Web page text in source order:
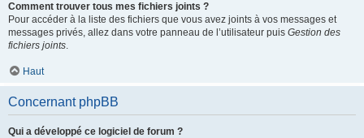
Comment trouver tous mes fichiers joints ?
Pour accéder à la liste des fichiers que vous avez joints à vos messages et
messages privés, allez dans votre panneau de l’utilisateur puis Gestion des
fichiers joints.
Haut
Concernant phpBB
Qui a développé ce logiciel de forum ?